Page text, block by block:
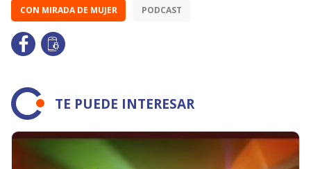
CON MIRADA DE MUJER PODCAST
TE PUEDE INTERESAR